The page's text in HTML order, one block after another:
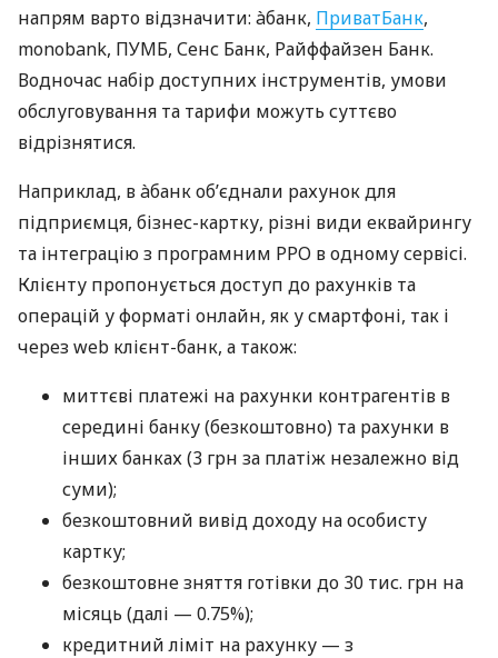
напрям варто відзначити: àбанк, ПриватБанк,
monobank, ПУМБ, Сенс Банк, Райффайзен Банк.
Водночас набір доступних інструментів, умови
обслуговування та тарифи можуть суттєво
відрізнятися.
Наприклад, в àбанк об’єднали рахунок для
підприємця, бізнес-картку, різні види еквайрингу
та інтеграцію з програмним РРО в одному сервісі.
Клієнту пропонується доступ до рахунків та
операцій у форматі онлайн, як у смартфоні, так і
через web клієнт-банк, а також:
миттєві платежі на рахунки контрагентів в
середині банку (безкоштовно) та рахунки в
інших банках (3 грн за платіж незалежно від
суми);
безкоштовний вивід доходу на особисту
картку;
безкоштовне зняття готівки до 30 тис. грн на
місяць (далі — 0.75%);
кредитний ліміт на рахунку — з